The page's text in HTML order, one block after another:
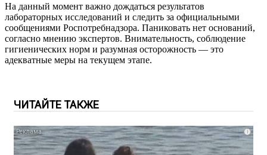
На данный момент важно дождаться результатов
лабораторных исследований и следить за официальными
сообщениями Роспотребнадзора. Паниковать нет оснований,
согласно мнению экспертов. Внимательность, соблюдение
гигиенических норм и разумная осторожность — это
адекватные меры на текущем этапе.
ЧИТАЙТЕ ТАКЖЕ
i